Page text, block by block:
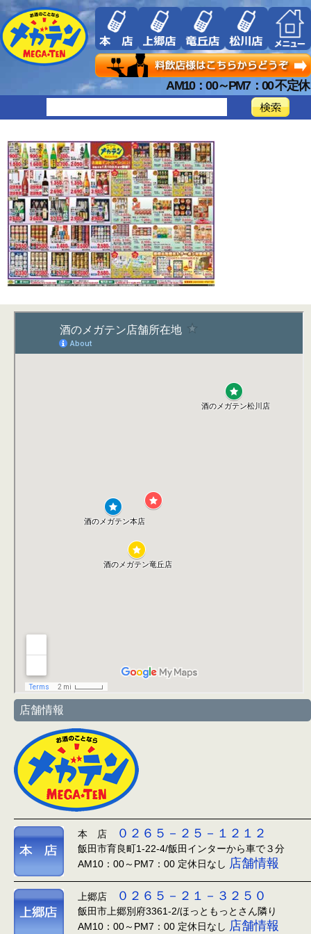
AM10：00～PM7：00 不定休
店舗情報
本 店 ０２６５－２５－１２１２
飯田市育良町1-22-4/飯田インターから車で３分
AM10：00～PM7：00 定休日なし 店舗情報
上郷店 ０２６５－２１－３２５０
飯田市上郷別府3361-2/ほっともっとさん隣り
AM10：00～PM7：00 定休日なし 店舗情報